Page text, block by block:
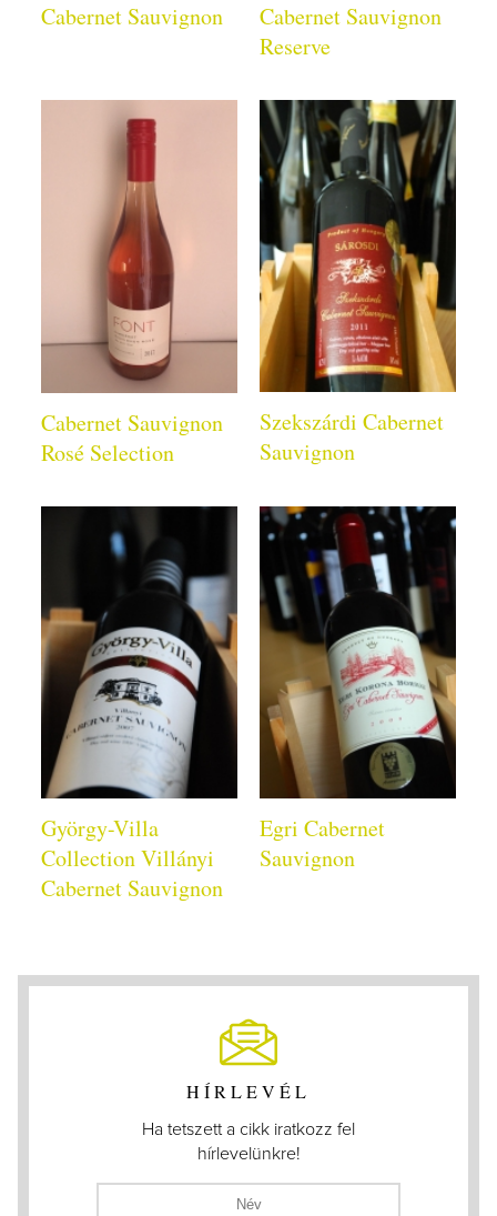
Cabernet Sauvignon
Cabernet Sauvignon
Reserve
Cabernet Sauvignon
Rosé Selection
Szekszárdi Cabernet
Sauvignon
György-Villa
Collection Villányi
Cabernet Sauvignon
Egri Cabernet
Sauvignon
HÍRLEVÉL
Ha tetszett a cikk iratkozz fel
hírlevelünkre!